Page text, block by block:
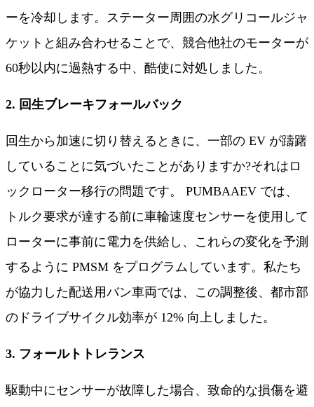
ーを冷却します。ステーター周囲の水グリコールジャ
ケットと組み合わせることで、競合他社のモーターが
60秒以内に過熱する中、酷使に対処しました。
2. 回生ブレーキフォールバック
回生から加速に切り替えるときに、一部の EV が躊躇
していることに気づいたことがありますか?それはロ
ックローター移行の問題です。 PUMBAAEV では、
トルク要求が達する前に車輪速度センサーを使用して
ローターに事前に電力を供給し、これらの変化を予測
するように PMSM をプログラムしています。私たち
が協力した配送用バン車両では、この調整後、都市部
のドライブサイクル効率が 12% 向上しました。
3. フォールトトレランス
駆動中にセンサーが故障した場合、致命的な損傷を避